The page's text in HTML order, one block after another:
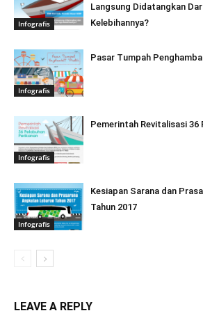
Infografis
Langsung Didatangkan
Kelebihannya?
Infografis
Pasar Tumpah
Infografis
Pemerintah Revitalisasi 36
Infografis
Kesiapan Sarana dan
Tahun 2017
LEAVE A REPLY